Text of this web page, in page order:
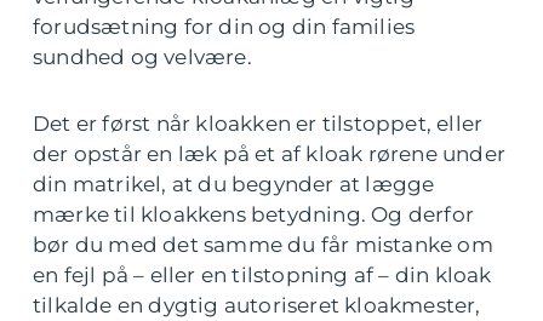
forudsætning for din og din families
sundhed og velvære.
Det er først når kloakken er tilstoppet, eller
der opstår en læk på et af kloak rørene under
din matrikel, at du begynder at lægge
mærke til kloakkens betydning. Og derfor
bør du med det samme du får mistanke om
en fejl på – eller en tilstopning af – din kloak
tilkalde en dygtig autoriseret kloakmester,